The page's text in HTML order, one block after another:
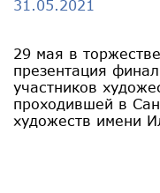
31.05.2021
29 мая в
презентация
участников
проходившей в
художеств имени